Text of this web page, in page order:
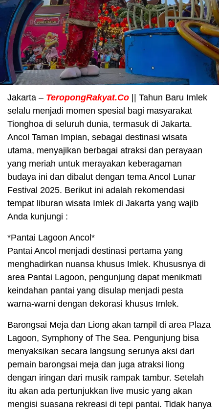
Jakarta – TeropongRakyat.Co || Tahun Baru Imlek
selalu menjadi momen spesial bagi masyarakat
Tionghoa di seluruh dunia, termasuk di Jakarta.
Ancol Taman Impian, sebagai destinasi wisata
utama, menyajikan berbagai atraksi dan perayaan
yang meriah untuk merayakan keberagaman
budaya ini dan dibalut dengan tema Ancol Lunar
Festival 2025. Berikut ini adalah rekomendasi
tempat liburan wisata Imlek di Jakarta yang wajib
Anda kunjungi :
*Pantai Lagoon Ancol*
Pantai Ancol menjadi destinasi pertama yang
menghadirkan nuansa khusus Imlek. Khususnya di
area Pantai Lagoon, pengunjung dapat menikmati
keindahan pantai yang disulap menjadi pesta
warna-warni dengan dekorasi khusus Imlek.
Barongsai Meja dan Liong akan tampil di area Plaza
Lagoon, Symphony of The Sea. Pengunjung bisa
menyaksikan secara langsung serunya aksi dari
pemain barongsai meja dan juga atraksi liong
dengan iringan dari musik rampak tambur. Setelah
itu akan ada pertunjukkan live music yang akan
mengisi suasana rekreasi di tepi pantai. Tidak hanya